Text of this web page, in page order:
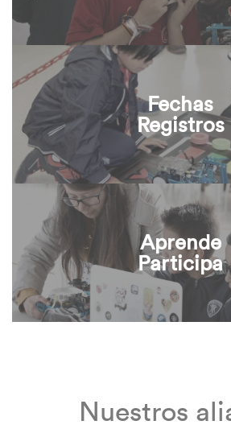
Fechas
Registros
Aprende
Participa
Nuestros